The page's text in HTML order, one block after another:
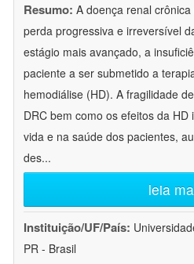
Resumo: A doença renal
perda progressiva e irreversível
estágio mais avançado, a
paciente a ser submetido a
hemodiálise (HD). A fragilidade
DRC bem como os efeitos da
vida e na saúde dos pacientes,
des...
leia
Instituição/UF/País:
PR - Brasil